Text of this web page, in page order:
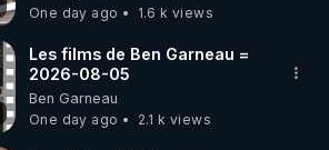
One day ago
1.6 k views
Les films de Ben Garneau =
2026-08-05
Ben Garneau
One day ago
2.1 k views